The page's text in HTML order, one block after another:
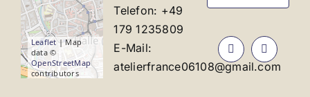
Leaflet| Map
data ©
OpenStreetMap
contributors
Telefon: +49
179 1235809
E-Mail:
atelierfrance06108@gmail.com